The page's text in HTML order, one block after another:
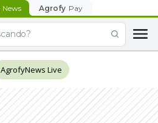
News Agrofy Pay
AgrofyNews Live